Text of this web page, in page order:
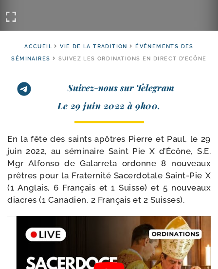
ACCUEIL VIE DE LA TRADITION
ÉVÉNEMENTS DES
SÉMINAIRES
SUIVEZ LES ORDINATIONS EN DIRECT D’ECÔNE
Suivez-nous sur Telegram
Le 29 juin 2022 à 9h00.
En la fête des saints apôtres Pierre et Paul, le 29
juin 2022, au sémi­naire Saint Pie X d’Écône, S.E.
Mgr Alfonso de Galarreta ordonne 8 nou­veaux
prêtres pour la Fraternité Sacerdotale Saint-​Pie X
(1 Anglais, 6 Français et 1 Suisse) et 5 nou­veaux
diacres (1 Canadien, 2 Français et 2 Suisses).